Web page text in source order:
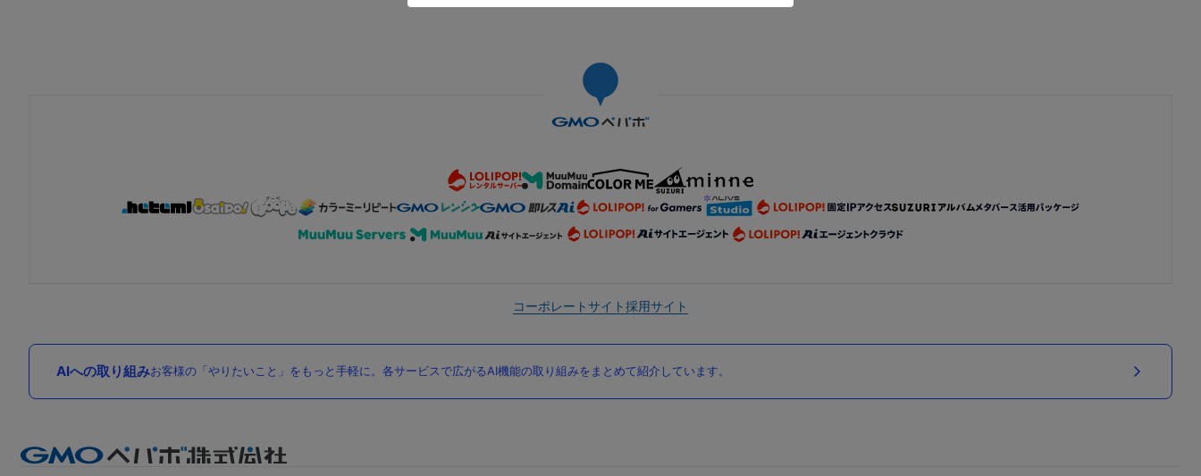
コーポレートサイト採用サイト
AIへの取り組みお客様の「やりたいこと」をもっと手軽に。各サービスで広がるAI機能の取り組みをまとめて紹介しています。